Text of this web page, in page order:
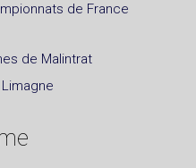
de France
de Malintrat